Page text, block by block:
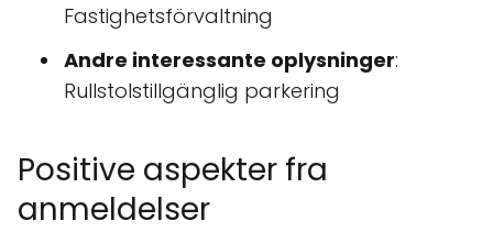
Fastighetsförvaltning
Andre interessante oplysninger:
Rullstolstillgänglig parkering
Positive aspekter fra
anmeldelser